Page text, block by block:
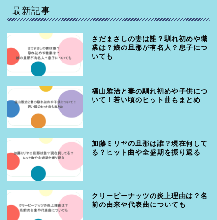
最新記事
さだまさしの妻は誰？馴れ初めや職
業は？娘の旦那が有名人？息子につ
いても
福山雅治と妻の馴れ初めや子供につ
いて！若い頃のヒット曲もまとめ
加藤ミリヤの旦那は誰？現在何して
る？ヒット曲や全盛期を振り返る
クリーピーナッツの炎上理由は？名
前の由来や代表曲についても